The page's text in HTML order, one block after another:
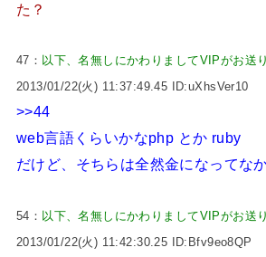
た？
47： 以下、名無しにかわりましてVIPがお送
2013/01/22(火) 11:37:49.45 ID:uXhsVer10
>>44
web言語くらいかなphp とか ruby
だけど、そちらは全然金になってな
54： 以下、名無しにかわりましてVIPがお送
2013/01/22(火) 11:42:30.25 ID:Bfv9eo8QP